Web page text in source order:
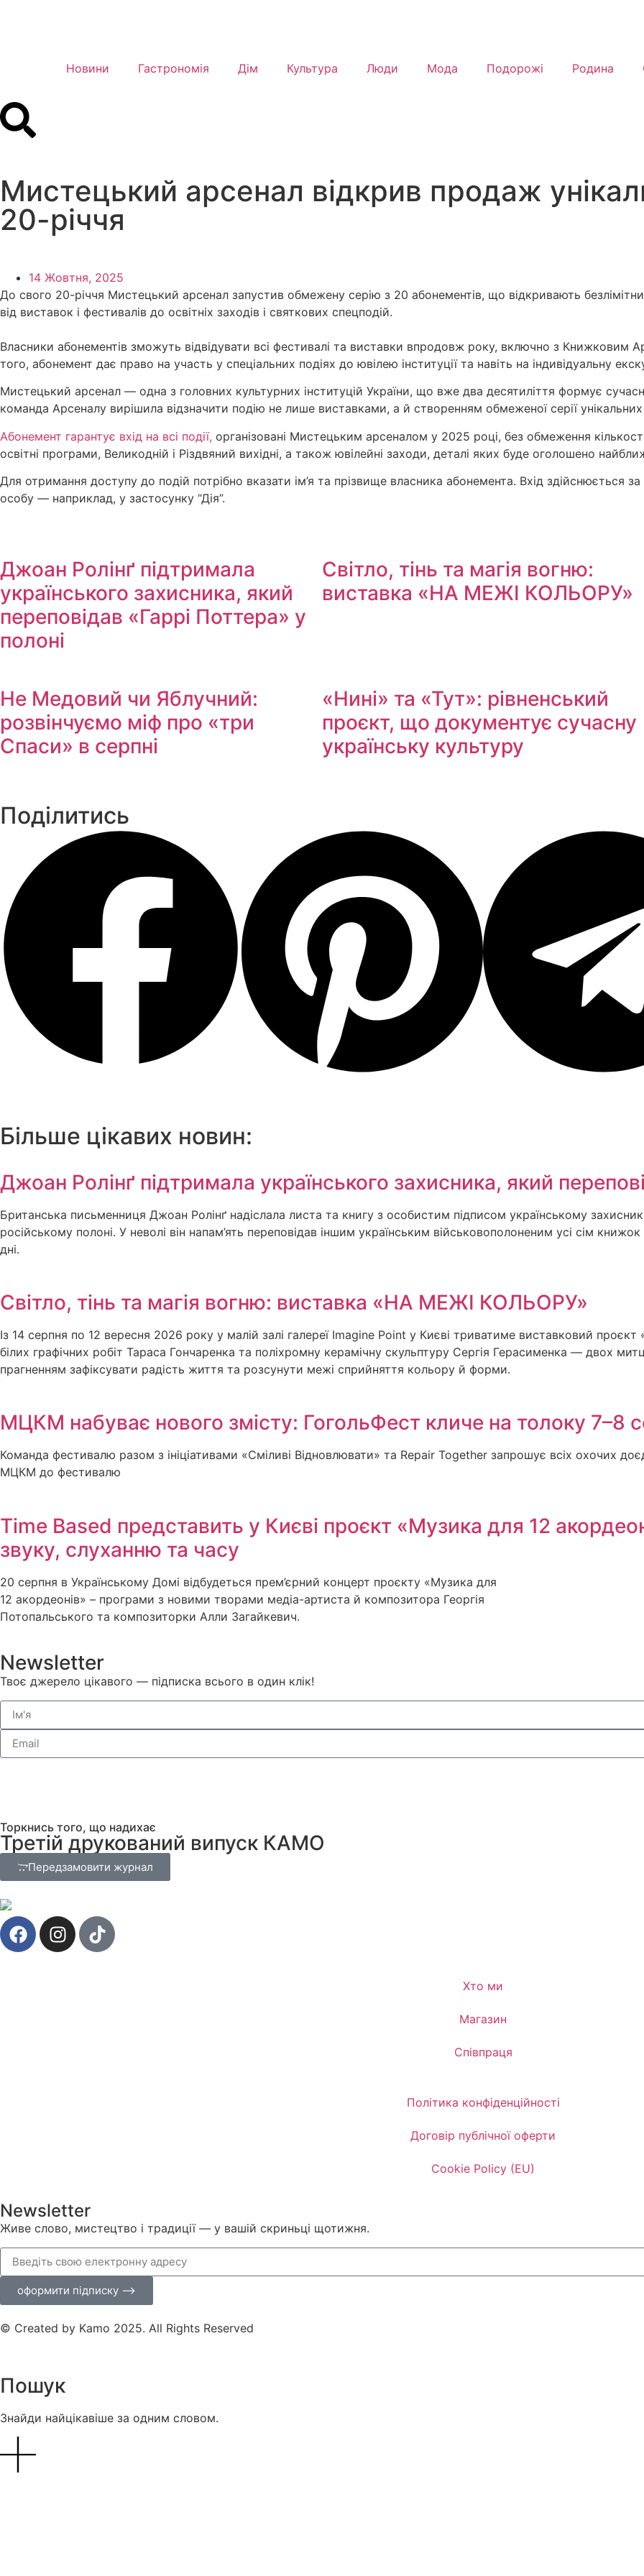
Новини Гастрономія Дім Культура Люди Мода Подорожі Родина
Мистецький арсенал відкрив продаж
20-річчя
14 Жовтня, 2025
До свого 20-річчя Мистецький арсенал запустив обмежену серію з 20 абонементів, що відкривають
від виставок і фестивалів до освітніх заходів і святкових спецподій.
Власники абонементів зможуть відвідувати всі фестивалі та виставки впродовж року, включно з Книжковим
того, абонемент дає право на участь у спеціальних подіях до ювілею інституції та навіть на індивідуальну
Мистецький арсенал — одна з головних культурних інституцій України, що вже два десятиліття формує
команда Арсеналу вирішила відзначити подію не лише виставками, а й створенням обмеженої серії
Абонемент гарантує вхід на всі події, організовані Мистецьким арсеналом у 2025 році, без обмеження
освітні програми, Великодній і Різдвяний вихідні, а також ювілейні заходи, деталі яких буде оголошено
Для отримання доступу до подій потрібно вказати ім’я та прізвище власника абонемента. Вхід здійснюється
особу — наприклад, у застосунку “Дія”.
Джоан Ролінґ підтримала
українського захисника, який
переповідав «Гаррі Поттера» у
полоні
Світло, тінь та магія вогню:
виставка «НА МЕЖІ КОЛЬОРУ»
Не Медовий чи Яблучний:
розвінчуємо міф про «три
Спаси» в серпні
«Нині» та «Тут»: рівненський
проєкт, що документує сучасну
українську культуру
Поділитись
Більше цікавих новин:
Джоан Ролінґ підтримала українського захисника, який
Британська письменниця Джоан Ролінґ надіслала листа та книгу з особистим підписом українському
російському полоні. У неволі він напам’ять переповідав іншим українським військовополоненим усі сім
дні.
Світло, тінь та магія вогню: виставка «НА МЕЖІ КОЛЬОРУ»
Із 14 серпня по 12 вересня 2026 року у малій залі галереї Imagine Point у Києві триватиме виставковий
білих графічних робіт Тараса Гончаренка та поліхромну керамічну скульптуру Сергія Герасименка — двох
прагненням зафіксувати радість життя та розсунути межі сприйняття кольору й форми.
МЦКМ набуває нового змісту: ГогольФест кличе на толоку 7–8
Команда фестивалю разом з ініціативами «Сміливі Відновлювати» та Repair Together запрошує всіх охочих
МЦКМ до фестивалю
Time Based представить у Києві проєкт «Музика для 12
звуку, слуханню та часу
20 серпня в Українському Домі відбудеться прем’єрний концерт проєкту «Музика для
12 акордеонів» – програми з новими творами медіа-артиста й композитора Георгія
Потопальського та композиторки Алли Загайкевич.
Newsletter
Твоє джерело цікавого — підписка всього в один клік!
Торкнись того, що надихає
Третій друкований випуск КАМО
Передзамовити журнал
Хто ми
Магазин
Співпраця
Політика конфіденційності
Договір публічної оферти
Cookie Policy (EU)
Newsletter
Живе слово, мистецтво і традиції — у вашій скриньці щотижня.
оформити підписку ⟶
© Created by Kamo 2025. All Rights Reserved
Пошук
Знайди найцікавіше за одним словом.